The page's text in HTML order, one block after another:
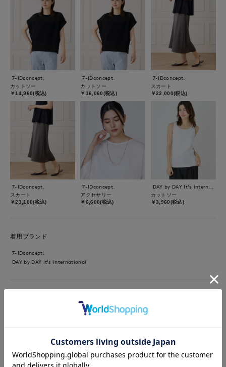
7-IDconcept.
カットソー
￥14,960(税込)
7-IDconcept.
カットソー
￥16,060(税込)
7-IDconcept.
スカート
￥22,000(税込)
7-IDconcept.
スカート
￥23,100(税込)
7-IDconcept.
アクセサリー
￥6,600(税込)
カットソー
￥3,960(税込)
着用ブランド
7-IDconcept.
DAY by DAY It's international
ー】カットソー：ブラック タンクトップ：ホワイト スカー
ックなカラーリングで大人に品良くまとまります。トップスは目
を惹くカットワークデザイン。インナーを白にすることで、より
カットワークが引き立ちます。スカートは透けにくく軽い素材